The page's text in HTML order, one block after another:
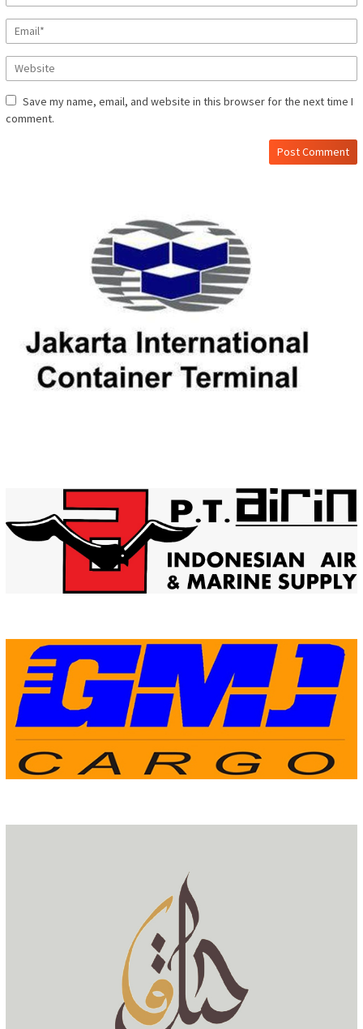
Save my name, email, and website in this browser for the next time I
comment.